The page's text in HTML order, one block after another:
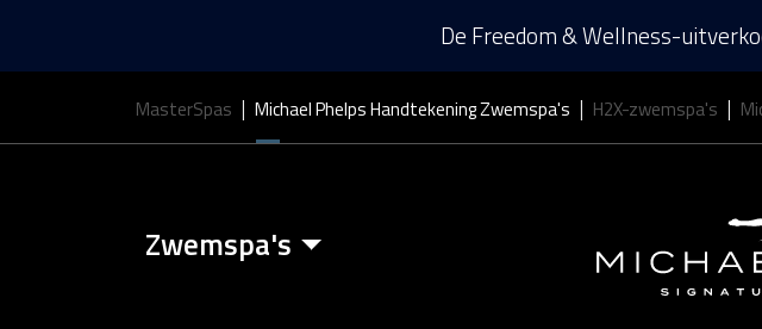
De Freedom & Wellness-
MasterSpas Michael Phelps Handtekening Zwemspa's H2X-zwemspa's
Zwemspa's